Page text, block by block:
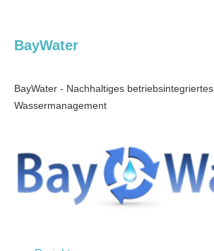
BayWater
BayWater - Nachhaltiges betriebsintegriertes
Wassermanagement